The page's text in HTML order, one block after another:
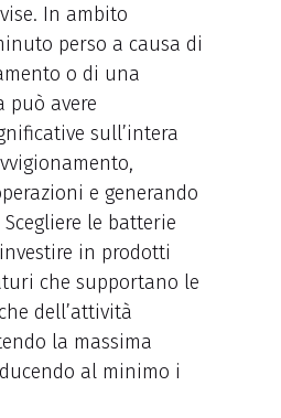
In ambito
perso a causa di
o di una
può avere
sull’intera
e generando
le batterie
in prodotti
che supportano le
dell’attività
la massima
al minimo i